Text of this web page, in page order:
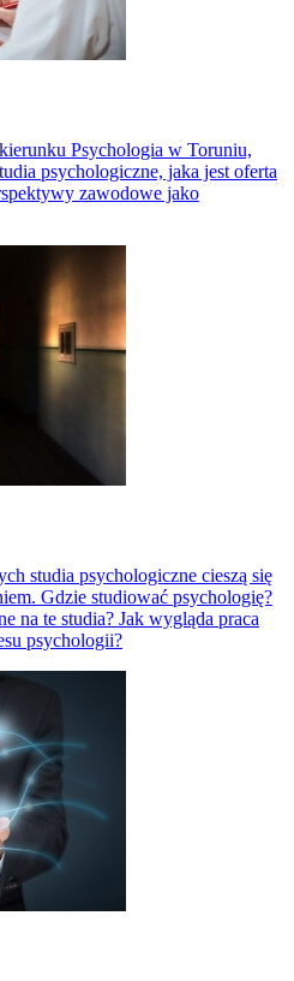
Psychologia w Toruniu,
psychologiczne, jaka jest oferta
zawodowe jako
studia psychologiczne cieszą się
Gdzie studiować psychologię?
na te studia? Jak wygląda praca
psychologii?